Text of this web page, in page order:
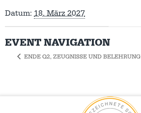
Datum: 18. März 2027
EVENT NAVIGATION
ENDE Q2, ZEUGNISSE UND BELEHRUNG